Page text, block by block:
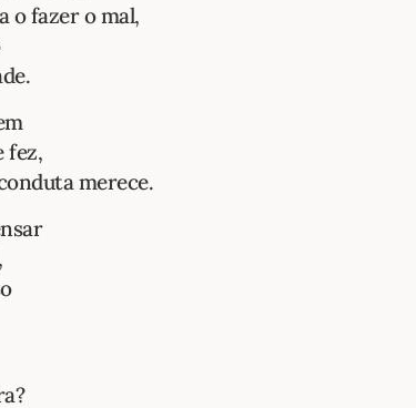
o fazer o mal,
fez,
merece.